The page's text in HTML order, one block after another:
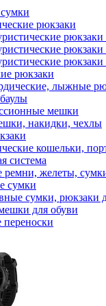
рюкзаки
рюкзаки
рюкзаки
рюкзаки
рюкзаки
лыжные
мешки
накидки, чехлы
кошельки,
система
ремни, желеты,
сумки
сумки, рюкзаки
для обуви
переноски